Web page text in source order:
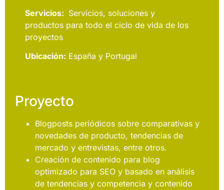
Servicios: Servicios, soluciones y
productos para todo el ciclo de vida de los
proyectos
Ubicación: España y Portugal
Proyecto
Blogposts periódicos sobre comparativas y
novedades de producto, tendencias de
mercado y entrevistas, entre otros.
Creación de contenido para blog
optimizado para SEO y basado en análisis
de tendencias y competencia y contenido